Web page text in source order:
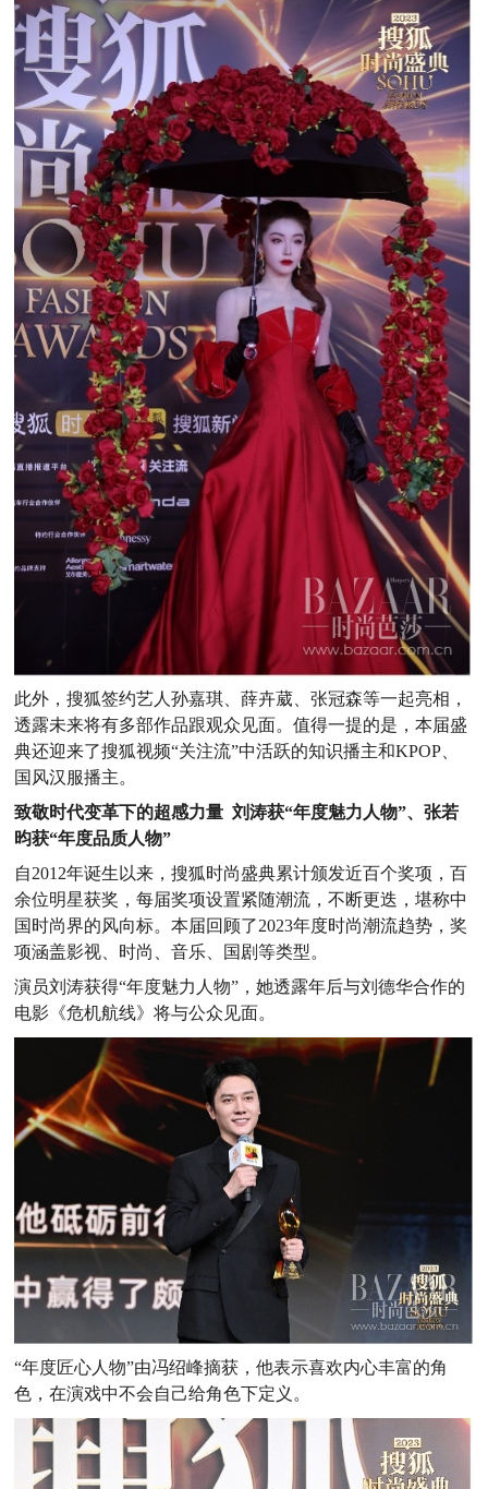
此外，搜狐签约艺人孙嘉琪、薛卉葳、张冠森等一起亮相，
透露未来将有多部作品跟观众见面。值得一提的是，本届盛
典还迎来了搜狐视频“关注流”中活跃的知识播主和KPOP、
国风汉服播主。
致敬时代变革下的超感力量 刘涛获“年度魅力人物”、张若
昀获“年度品质人物”
自2012年诞生以来，搜狐时尚盛典累计颁发近百个奖项，百
余位明星获奖，每届奖项设置紧随潮流，不断更迭，堪称中
国时尚界的风向标。本届回顾了2023年度时尚潮流趋势，奖
项涵盖影视、时尚、音乐、国剧等类型。
演员刘涛获得“年度魅力人物”，她透露年后与刘德华合作的
电影《危机航线》将与公众见面。
“年度匠心人物”由冯绍峰摘获，他表示喜欢内心丰富的角
色，在演戏中不会自己给角色下定义。